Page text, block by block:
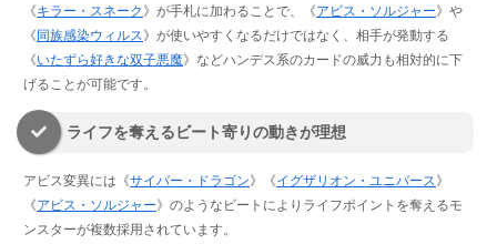
《キラー・スネーク 》が手札に加わることで、《アビス・ソルジャー》や
《同族感染ウィルス 》が使いやすくなるだけではなく、相手が発動する
《いたずら好きな双子悪魔》などハンデス系のカードの威力も相対的に下
げることが可能です。
ライフを奪えるビート寄りの動きが理想
アビス変異には《サイバー・ドラゴン》《イグザリオン・ユニバース》
《アビス・ソルジャー》のようなビートによりライフポイントを奪えるモ
ンスターが複数採用されています。